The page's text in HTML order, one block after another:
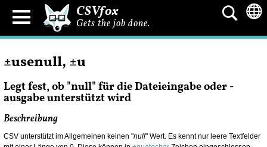
CSVfox
Gets the job done.
±usenull, ±u
Legt fest, ob "null" für die Dateieingabe oder -
ausgabe unterstützt wird
Beschreibung
CSV unterstützt im Allgemeinen keinen "null" Wert. Es kennt nur leere Textfelder